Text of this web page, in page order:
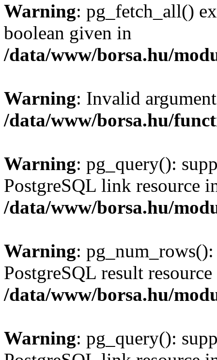
Warning: pg_fetch_all()
boolean given in
/data/www/borsa.hu/
Warning: Invalid
/data/www/borsa.hu/
Warning: pg_query():
PostgreSQL link resource
/data/www/borsa.hu/
Warning:
PostgreSQL result
/data/www/borsa.hu/
Warning: pg_query():